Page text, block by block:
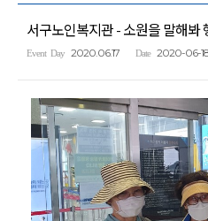
서구노인복지관 - 소원을 말해봐
Event Day 2020.06.17 Date 2020-06-